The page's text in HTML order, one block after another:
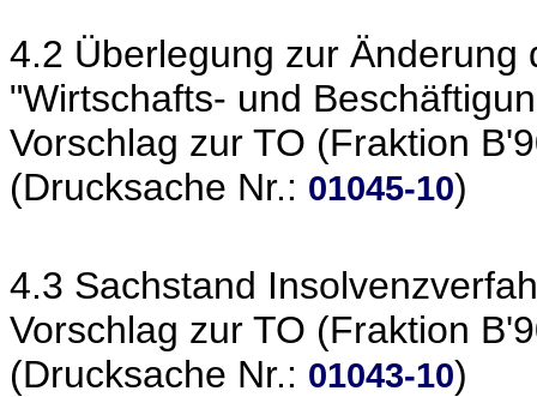
4.2 Überlegung zur
"Wirtschafts- und
Vorschlag zur TO (Fraktion
(Drucksache Nr.: 01045-10)
4.3 Sachstand
Vorschlag zur TO (Fraktion
(Drucksache Nr.: 01043-10)